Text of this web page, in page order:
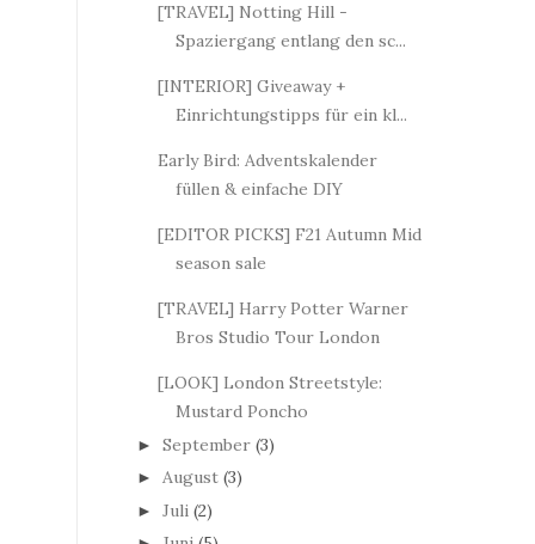
[TRAVEL] Notting Hill -
Spaziergang entlang den sc...
[INTERIOR] Giveaway +
Einrichtungstipps für ein kl...
Early Bird: Adventskalender
füllen & einfache DIY
[EDITOR PICKS] F21 Autumn Mid
season sale
[TRAVEL] Harry Potter Warner
Bros Studio Tour London
[LOOK] London Streetstyle:
Mustard Poncho
► September (3)
► August (3)
► Juli (2)